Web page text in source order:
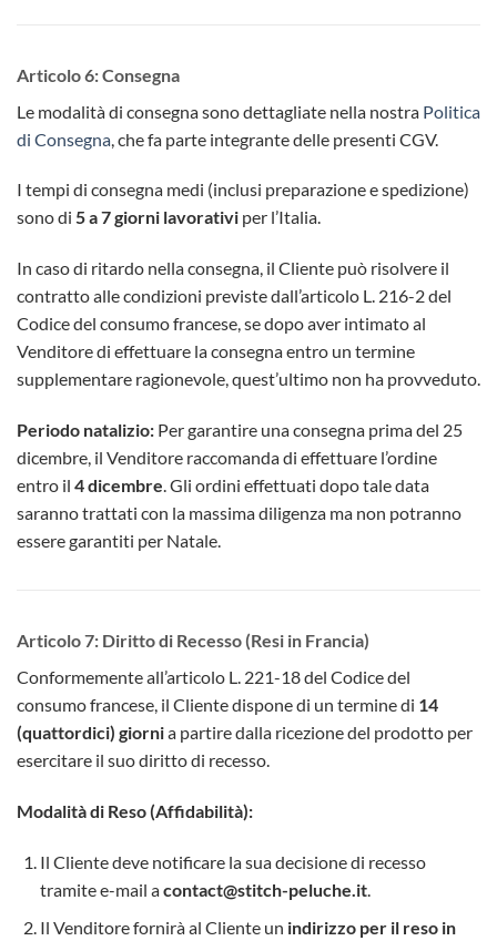
Articolo 6: Consegna
Le modalità di consegna sono dettagliate nella nostra Politica
di Consegna , che fa parte integrante delle presenti CGV.
I tempi di consegna medi (inclusi preparazione e spedizione)
sono di 5 a 7 giorni lavorativi per l’Italia.
In caso di ritardo nella consegna, il Cliente può risolvere il
contratto alle condizioni previste dall’articolo L. 216-2 del
Codice del consumo francese, se dopo aver intimato al
Venditore di effettuare la consegna entro un termine
supplementare ragionevole, quest’ultimo non ha provveduto.
Periodo natalizio: Per garantire una consegna prima del 25
dicembre, il Venditore raccomanda di effettuare l’ordine
entro il 4 dicembre. Gli ordini effettuati dopo tale data
saranno trattati con la massima diligenza ma non potranno
essere garantiti per Natale.
Articolo 7: Diritto di Recesso (Resi in Francia)
Conformemente all’articolo L. 221-18 del Codice del
consumo francese, il Cliente dispone di un termine di 14
(quattordici) giornia partire dalla ricezione del prodotto per
esercitare il suo diritto di recesso.
Modalità di Reso (Affidabilità):
Il Cliente deve notificare la sua decisione di recesso
tramite e-mail acontact@stitch-peluche.it.
Il Venditore fornirà al Cliente un indirizzo per il reso in